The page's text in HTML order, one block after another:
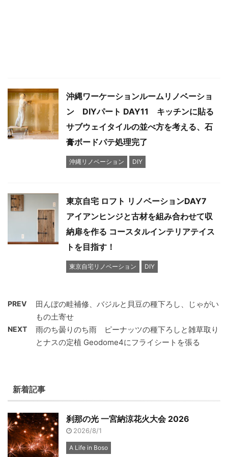
沖縄ワーケーションルームリノベーショ
ン DIYパート DAY11 キッチンに貼る
サブウェイタイルの並べ方を考える、石
膏ボードパテ処理完了
沖縄リノベーション DIY
東京自宅 ロフト リノベーションDAY7
アイアンヒンジと古材を組み合わせて収
納扉を作る コースタルインテリアテイス
トを目指す！
東京自宅リノベーション DIY
PREV
田んぼの畦補修、バジルと貝豆の種下ろし、じゃがい
もの土寄せ
NEXT
雨のち曇りのち雨 ピーナッツの種下ろしと雑草取り
とナスの定植 Geodome4にフライシートを張る
新着記事
刹那の光 一宮納涼花火大会 2026
2026/8/1
A Life in Boso